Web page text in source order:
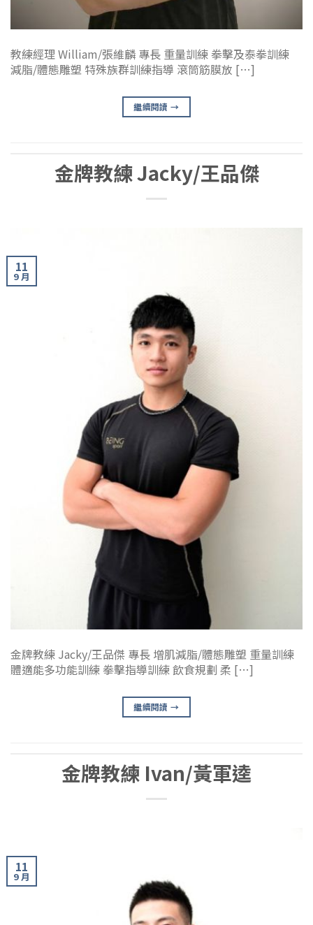
教練經理 William/張維麟 專長 重量訓練 拳擊及泰拳訓練
減脂/體態雕塑 特殊族群訓練指導 滾筒筋膜放 […]
繼續閱讀→
金牌教練 Jacky/王品傑
11
9 月
金牌教練 Jacky/王品傑 專長 增肌減脂/體態雕塑 重量訓練
體適能多功能訓練 拳擊指導訓練 飲食規劃 柔 […]
繼續閱讀→
金牌教練 Ivan/黃軍逵
11
9 月